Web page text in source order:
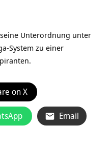
Unterordnung unter
System zu einer
on X
Email